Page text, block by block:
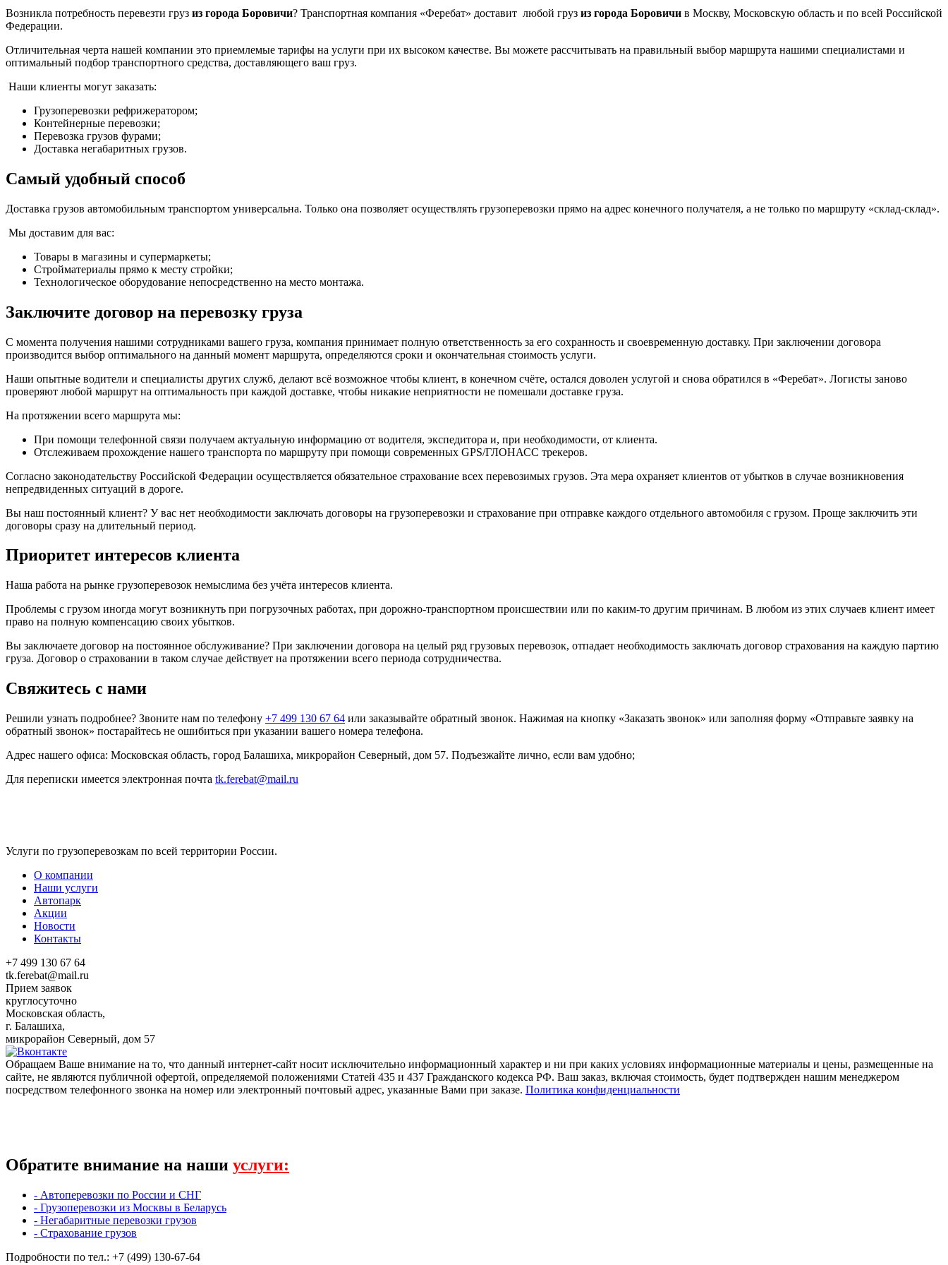
Возникла потребность перевезти груз из города Боровичи? Транспортная компания «Феребат» доставит любой груз из города Боровичи в Москву, Московскую область и по всей Российской
Федерации.
Отличительная черта нашей компании это приемлемые тарифы на услуги при их высоком качестве. Вы можете рассчитывать на правильный выбор маршрута нашими специалистами и
оптимальный подбор транспортного средства, доставляющего ваш груз.
Наши клиенты могут заказать:
Грузоперевозки рефрижератором;
Контейнерные перевозки;
Перевозка грузов фурами;
Доставка негабаритных грузов.
Самый удобный способ
Доставка грузов автомобильным транспортом универсальна. Только она позволяет осуществлять грузоперевозки прямо на адрес конечного получателя, а не только по маршруту «склад-склад».
Мы доставим для вас:
Товары в магазины и супермаркеты;
Стройматериалы прямо к месту стройки;
Технологическое оборудование непосредственно на место монтажа.
Заключите договор на перевозку груза
С момента получения нашими сотрудниками вашего груза, компания принимает полную ответственность за его сохранность и своевременную доставку. При заключении договора
производится выбор оптимального на данный момент маршрута, определяются сроки и окончательная стоимость услуги.
Наши опытные водители и специалисты других служб, делают всё возможное чтобы клиент, в конечном счёте, остался доволен услугой и снова обратился в «Феребат». Логисты заново
проверяют любой маршрут на оптимальность при каждой доставке, чтобы никакие неприятности не помешали доставке груза.
На протяжении всего маршрута мы:
При помощи телефонной связи получаем актуальную информацию от водителя, экспедитора и, при необходимости, от клиента.
Отслеживаем прохождение нашего транспорта по маршруту при помощи современных GPS/ГЛОНАСС трекеров.
Согласно законодательству Российской Федерации осуществляется обязательное страхование всех перевозимых грузов. Эта мера охраняет клиентов от убытков в случае возникновения
непредвиденных ситуаций в дороге.
Вы наш постоянный клиент? У вас нет необходимости заключать договоры на грузоперевозки и страхование при отправке каждого отдельного автомобиля с грузом. Проще заключить эти
договоры сразу на длительный период.
Приоритет интересов клиента
Наша работа на рынке грузоперевозок немыслима без учёта интересов клиента.
Проблемы с грузом иногда могут возникнуть при погрузочных работах, при дорожно-транспортном происшествии или по каким-то другим причинам. В любом из этих случаев клиент имеет
право на полную компенсацию своих убытков.
Вы заключаете договор на постоянное обслуживание? При заключении договора на целый ряд грузовых перевозок, отпадает необходимость заключать договор страхования на каждую партию
груза. Договор о страховании в таком случае действует на протяжении всего периода сотрудничества.
Свяжитесь с нами
Решили узнать подробнее? Звоните нам по телефону +7 499 130 67 64 или заказывайте обратный звонок. Нажимая на кнопку «Заказать звонок» или заполняя форму «Отправьте заявку на
обратный звонок» постарайтесь не ошибиться при указании вашего номера телефона.
Адрес нашего офиса: Московская область, город Балашиха, микрорайон Северный, дом 57. Подъезжайте лично, если вам удобно;
Для переписки имеется электронная почта tk.ferebat@mail.ru
Услуги по грузоперевозкам по всей территории России.
О компании
Наши услуги
Автопарк
Акции
Новости
Контакты
+7 499 130 67 64
tk.ferebat@mail.ru
Прием заявок
круглосуточно
Московская область,
г. Балашиха,
микрорайон Северный, дом 57
Обращаем Ваше внимание на то, что данный интернет-сайт носит исключительно информационный характер и ни при каких условиях информационные материалы и цены, размещенные на
сайте, не являются публичной офертой, определяемой положениями Статей 435 и 437 Гражданского кодекса РФ. Ваш заказ, включая стоимость, будет подтвержден нашим менеджером
посредством телефонного звонка на номер или электронный почтовый адрес, указанные Вами при заказе. Политика конфиденциальности
Обратите внимание на наши услуги:
- Автоперевозки по России и СНГ
- Грузоперевозки из Москвы в Беларусь
- Негабаритные перевозки грузов
- Страхование грузов
Подробности по тел.: +7 (499) 130-67-64